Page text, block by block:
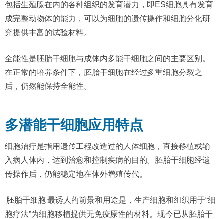
包括生殖腺在内的各种组织的发育潜力，即ES细胞具有发育
成完整动物体的能力，可以为细胞的遗传操作和细胞分化研
究提供丰富的试验材料。
全能性是胚胎干细胞与成体内多能干细胞之间的主要区别。
在正常的培养条件下，胚胎干细胞在经过多重细胞分裂之
后，仍然能保持全能性。
多潜能干细胞应用特点
细胞治疗是指用遗传工程改造过的人体细胞，直接移植或输
入病人体内，达到治愈和控制疾病的目的。胚胎干细胞经遗
传操作后，仍能稳定地在体外增殖传代。
胚胎干细胞最诱人的前景和用途是，生产细胞和组织用于“细
胞疗法”为细胞移植提供无免疫原性的材料。现今已从胚胎干